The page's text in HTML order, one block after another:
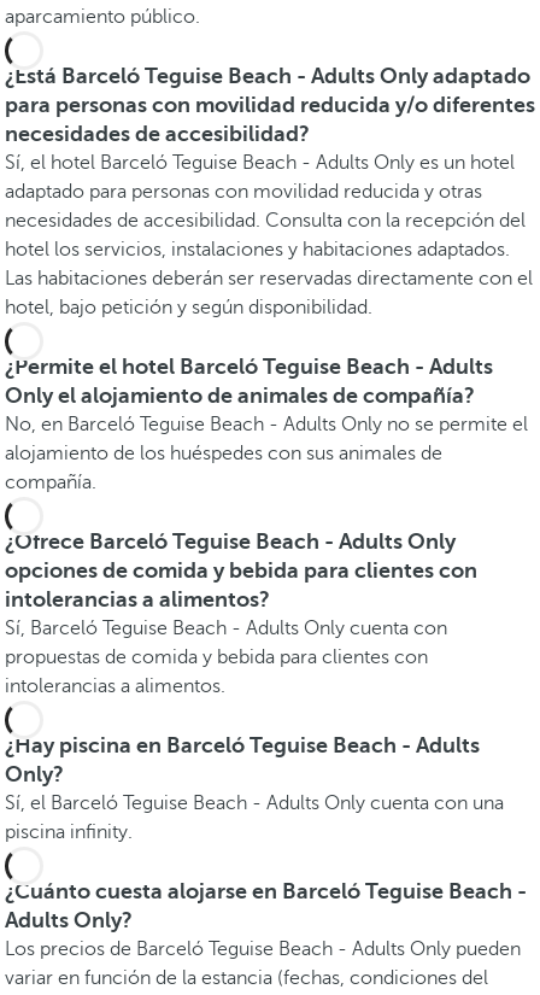
aparcamiento público.
¿Está Barceló Teguise Beach - Adults Only adaptado
para personas con movilidad reducida y/o diferentes
necesidades de accesibilidad?
Sí, el hotel Barceló Teguise Beach - Adults Only es un hotel
adaptado para personas con movilidad reducida y otras
necesidades de accesibilidad. Consulta con la recepción del
hotel los servicios, instalaciones y habitaciones adaptados.
Las habitaciones deberán ser reservadas directamente con el
hotel, bajo petición y según disponibilidad.
¿Permite el hotel Barceló Teguise Beach - Adults
Only el alojamiento de animales de compañía?
No, en Barceló Teguise Beach - Adults Only no se permite el
alojamiento de los huéspedes con sus animales de
compañía.
¿Ofrece Barceló Teguise Beach - Adults Only
opciones de comida y bebida para clientes con
intolerancias a alimentos?
Sí, Barceló Teguise Beach - Adults Only cuenta con
propuestas de comida y bebida para clientes con
intolerancias a alimentos.
¿Hay piscina en Barceló Teguise Beach - Adults
Only?
Sí, el Barceló Teguise Beach - Adults Only cuenta con una
piscina infinity.
¿Cuánto cuesta alojarse en Barceló Teguise Beach -
Adults Only?
Los precios de Barceló Teguise Beach - Adults Only pueden
variar en función de la estancia (fechas, condiciones del